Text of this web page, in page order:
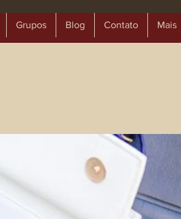
Grupos Blog Contato Mais